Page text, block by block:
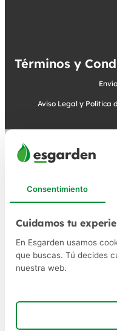
Términos y
Aviso Legal y Política
Consentimiento
Cuidamos tu
En Esgarden usamos
que buscas. Tú decides
nuestra web.